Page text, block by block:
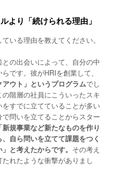
より「続けられる理由」
いる理由を教えてください。
の出会いによって、自分の中
です。彼がHRIを創業して、
アウト」というプログラムでし
階層の社員にこういったスキ
すでに立てていることが多い
問いを立てることからスター
規事業など新たなものを作り
自ら問いを立てて課題をつく
と考えたからです。 その考え
れたような衝撃がありまし